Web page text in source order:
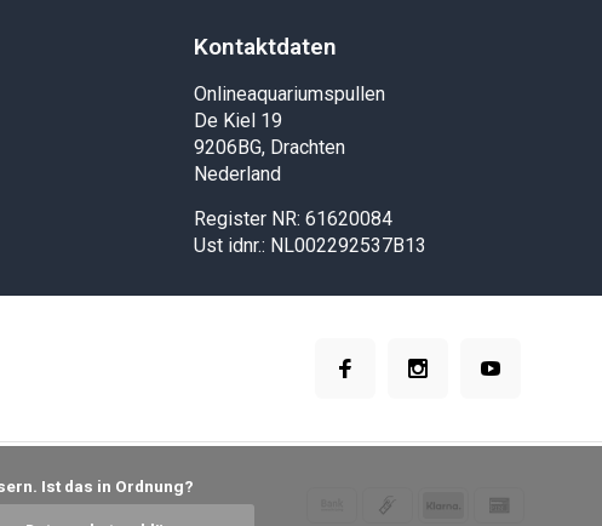
Kontaktdaten
Onlineaquariumspullen
De Kiel 19
9206BG, Drachten
Nederland
Register NR: 61620084
Ust idnr.: NL002292537B13